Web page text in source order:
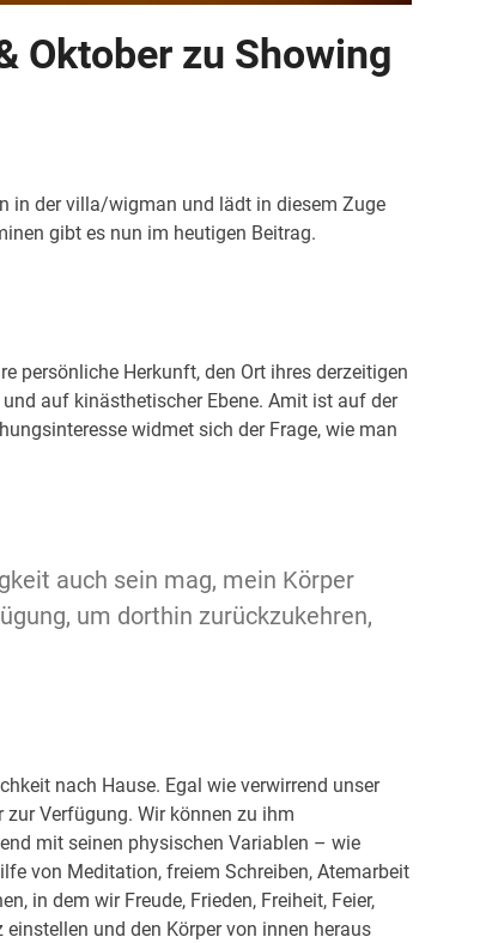
Oktober zu Showing
in der villa/wigman und lädt in diesem Zuge
gibt es nun im heutigen Beitrag.
persönliche Herkunft, den Ort ihres derzeitigen
auf kinästhetischer Ebene. Amit ist auf der
widmet sich der Frage, wie man
auch sein mag, mein Körper
um dorthin zurückzukehren,
nach Hause. Egal wie verwirrend unser
Verfügung. Wir können zu ihm
mit seinen physischen Variablen – wie
von Meditation, freiem Schreiben, Atemarbeit
in dem wir Freude, Frieden, Freiheit, Feier,
und den Körper von innen heraus